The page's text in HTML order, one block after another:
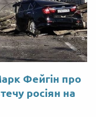
Фейгін про
росіян на